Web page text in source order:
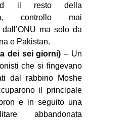
MONDO
EVENTI
Fb
il resto della
controllo mai
dall’ONU ma solo da
e Pakistan.
dei sei giorni) – Un
che si fingevano
dal rabbino Moshe
il principale
e in seguito una
abbandonata